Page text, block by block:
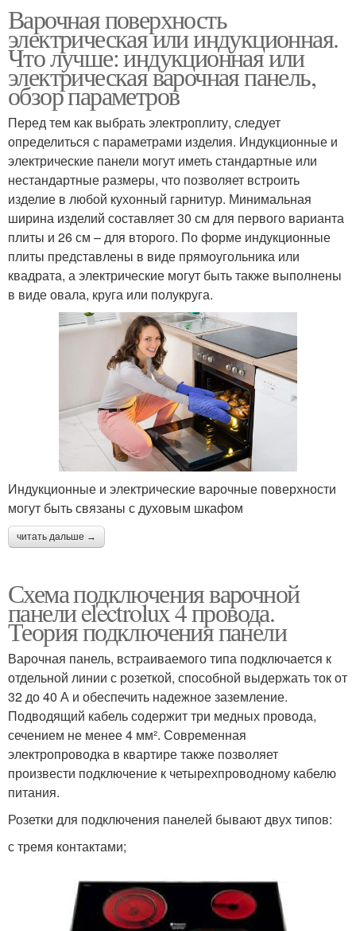
Варочная поверхность
электрическая или индукционная.
Что лучше: индукционная или
электрическая варочная панель,
обзор параметров
Перед тем как выбрать электроплиту, следует
определиться с параметрами изделия. Индукционные и
электрические панели могут иметь стандартные или
нестандартные размеры, что позволяет встроить
изделие в любой кухонный гарнитур. Минимальная
ширина изделий составляет 30 см для первого варианта
плиты и 26 см – для второго. По форме индукционные
плиты представлены в виде прямоугольника или
квадрата, а электрические могут быть также выполнены
в виде овала, круга или полукруга.
Индукционные и электрические варочные поверхности
могут быть связаны с духовым шкафом
читать дальше →
Схема подключения варочной
панели electrolux 4 провода.
Теория подключения панели
Варочная панель, встраиваемого типа подключается к
отдельной линии с розеткой, способной выдержать ток от
32 до 40 А и обеспечить надежное заземление.
Подводящий кабель содержит три медных провода,
сечением не менее 4 мм². Современная
электропроводка в квартире также позволяет
произвести подключение к четырехпроводному кабелю
питания.
Розетки для подключения панелей бывают двух типов:
с тремя контактами;